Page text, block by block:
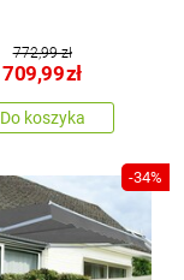
772,99 zł
709,99zł
Do koszyka
-34%